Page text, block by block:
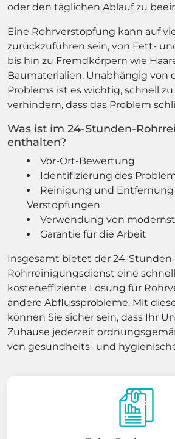
oder den täglichen Ablauf zu
Eine Rohrverstopfung kann auf
zurückzuführen sein, von Fett-
bis hin zu Fremdkörpern wie
Baumaterialien. Unabhängig von
Problems ist es wichtig, schnell
verhindern, dass das Problem
Was ist im 24-Stunden-
enthalten?
Vor-Ort-Bewertung
Identifizierung des
Reinigung und Entfernung
Verstopfungen
Verwendung von
Garantie für die Arbeit
Insgesamt bietet der 24-Stunden-
Rohrreinigungsdienst eine
kosteneffiziente Lösung für
andere Abflussprobleme. Mit
können Sie sicher sein, dass Ihr
Zuhause jederzeit
von gesundheits- und